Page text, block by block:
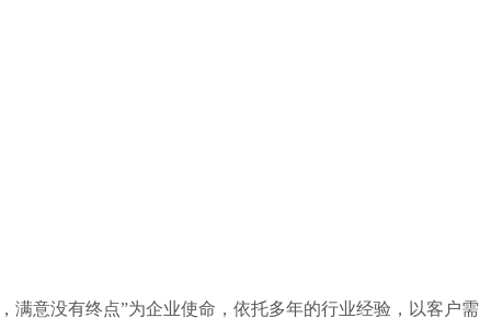
意没有终点”为企业使命，依托多年的行业经验，以客户需